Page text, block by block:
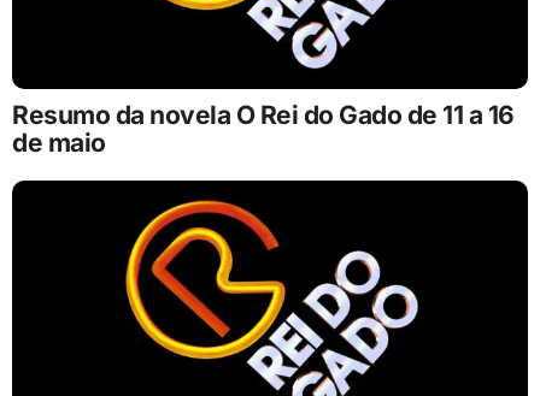
Resumo da novela O Rei do Gado de 11 a 16
de maio